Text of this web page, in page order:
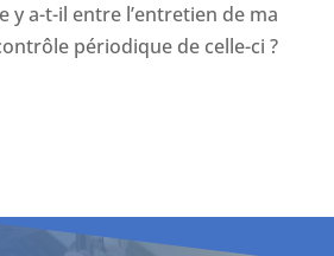
y a-t-il entre l’entretien de ma
périodique de celle-ci ?